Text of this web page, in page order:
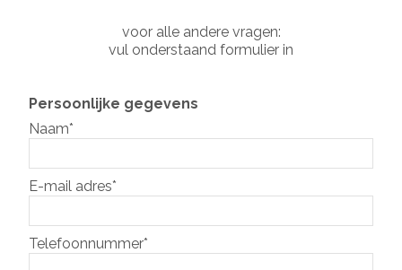
voor alle andere vragen:
vul onderstaand formulier in
Persoonlijke gegevens
Naam*
E-mail adres*
Telefoonnummer*